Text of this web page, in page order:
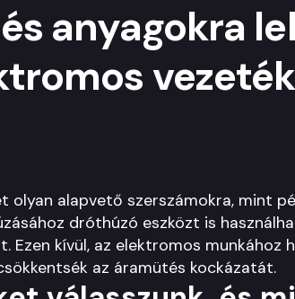
anyagokra
olyan alapvető szerszámokra, mint
dróthúzó eszközt is
kívül, az elektromos munkához
az áramütés kockázatát.